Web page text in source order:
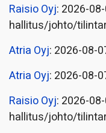
Raisio Oyj: 2026-
hallitus/johto/
Atria Oyj: 2026-08-
Atria Oyj: 2026-08-
Raisio Oyj: 2026-
hallitus/johto/